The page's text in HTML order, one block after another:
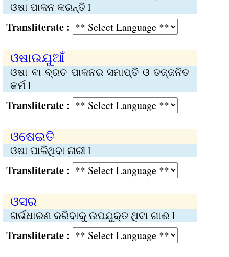
ଓଷା ପାଳନ କରନ୍ତି l
:
ଓଷାଉଯୁଆଁ
ଓଷା ବା ବ୍ରତ ପାଳନର ସମାପ୍ତି ଓ ତଜ୍ଜନିତ
କର୍ମ l
:
ଓଷେଇତି
ଓଷା ପାଳିଥିବା ନାରୀ l
:
ଓସର
ଗର୍ଭଧାରଣ କରିବାକୁ ଉପଯୁକ୍ତ ଥିବା ଗାଈ l
: